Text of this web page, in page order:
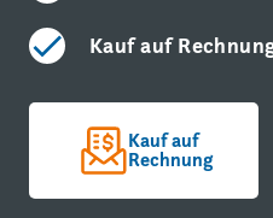
Kauf auf
Kauf auf
Rechnung